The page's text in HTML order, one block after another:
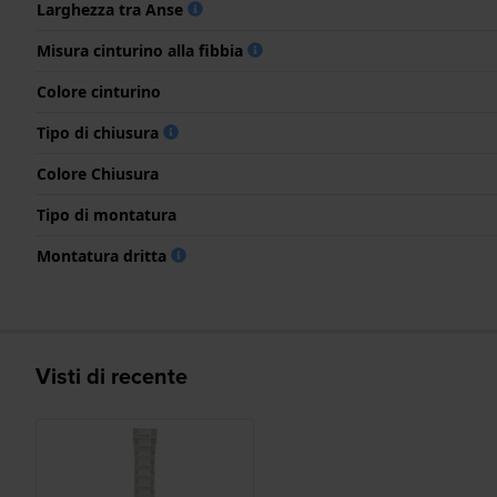
Larghezza tra Anse
Misura cinturino alla fibbia
Colore cinturino
Tipo di chiusura
Colore Chiusura
Tipo di montatura
Montatura dritta
Visti di recente